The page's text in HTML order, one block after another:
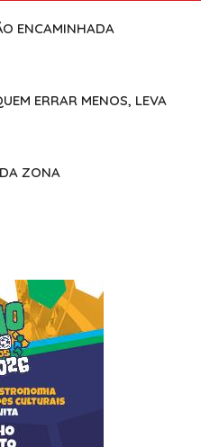
ENCAMINHADA
ERRAR MENOS, LEVA
ZONA